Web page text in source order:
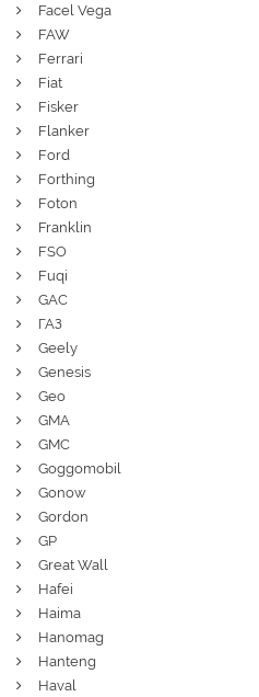
Facel Vega
FAW
Ferrari
Fiat
Fisker
Flanker
Ford
Forthing
Foton
Franklin
FSO
Fuqi
GAC
ГАЗ
Geely
Genesis
Geo
GMA
GMC
Goggomobil
Gonow
Gordon
GP
Great Wall
Hafei
Haima
Hanomag
Hanteng
Haval